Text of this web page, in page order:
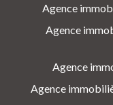
Agence
Agence
Agence
Agence